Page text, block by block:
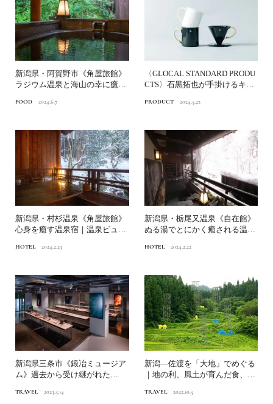
新潟県・阿賀野市《角屋旅館》
ラジウム温泉と海山の幸に癒さ
FOOD 2024.6.7
〈GLOCAL STANDARD PRODU
CTS〉石黒拓也が手掛けるキャ
PRODUCT 2024.5.22
新潟県・村杉温泉《角屋旅館》
心身を癒す温泉宿｜温泉ビュー
HOTEL 2024.2.23
新潟県・栃尾又温泉《自在館》
ぬる湯でとにかく癒される温泉
HOTEL 2024.2.22
新潟県三条市《鍛冶ミュージア
ム》過去から受け継がれた
へ...
TRAVEL 2023.5.14
新潟―佐渡を「大地」でめぐる
｜地の利、風土が育んだ食、産
TRAVEL 2022.10.5